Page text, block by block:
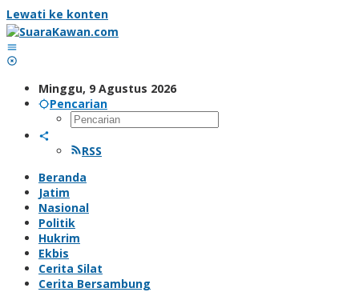
Lewati ke konten
Minggu, 9 Agustus 2026
Pencarian
RSS
Beranda
Jatim
Nasional
Politik
Hukrim
Ekbis
Cerita Silat
Cerita Bersambung